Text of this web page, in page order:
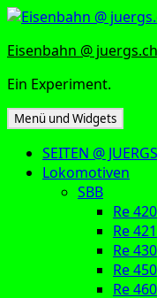
Zum
springen
Eisenbahn @ juergs.ch
Ein Experiment.
Menü und Widgets
SEITEN @
Lokomotiven
SBB
Re
Re 421
Re
Re
Re 460